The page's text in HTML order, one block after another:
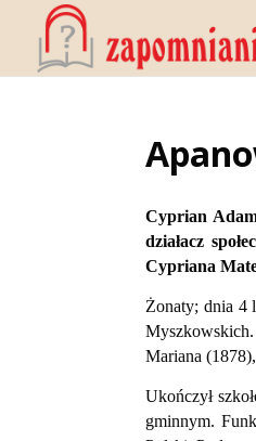
Cyprian
działacz
Cypriana
Żonaty; dnia 4
Mariana
Ukończył
gminnym.